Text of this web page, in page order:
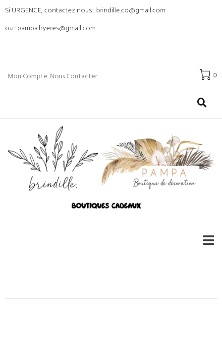
Si URGENCE, contactez nous : brindille.co@gmail.com
ou : pampa.hyeres@gmail.com
Mon Compte Nous Contacter 0